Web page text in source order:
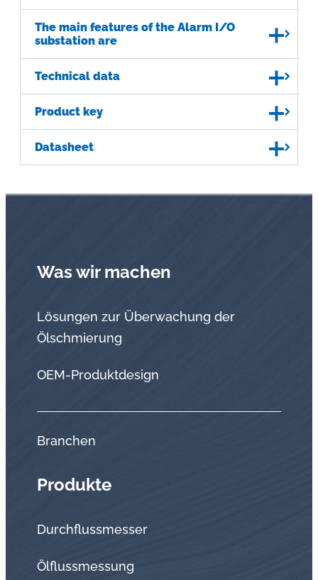
The main features of the Alarm I/O
substation are
Technical data
Product key
Datasheet
Was wir machen
Lösungen zur Überwachung der
Ölschmierung
OEM-Produktdesign
Branchen
Produkte
Durchflussmesser
Ölflussmessung